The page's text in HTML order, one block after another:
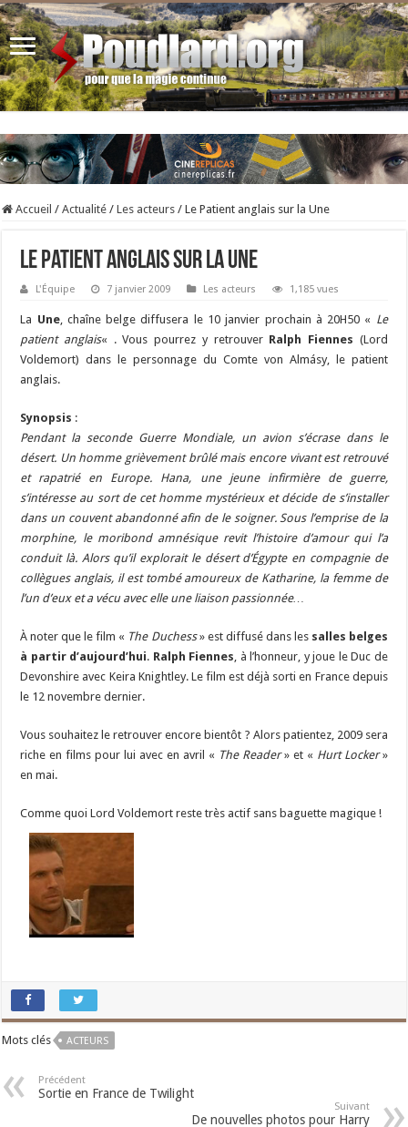
Accueil / Actualité / Les acteurs / Le Patient anglais sur la Une
Le Patient anglais sur la Une
L'Équipe 7 janvier 2009 Les acteurs 1,185 vues
La Une, chaîne belge diffusera le 10 janvier prochain à 20H50 « Le
patient anglais« . Vous pourrez y retrouver Ralph Fiennes (Lord
Voldemort) dans le personnage du Comte von Almásy, le patient
anglais.
Synopsis :
Pendant la seconde Guerre Mondiale, un avion s’écrase dans le
désert. Un homme grièvement brûlé mais encore vivant est retrouvé
et rapatrié en Europe. Hana, une jeune infirmière de guerre,
s’intéresse au sort de cet homme mystérieux et décide de s’installer
dans un couvent abandonné afin de le soigner. Sous l’emprise de la
morphine, le moribond amnésique revit l’histoire d’amour qui l’a
conduit là. Alors qu’il explorait le désert d’Égypte en compagnie de
collègues anglais, il est tombé amoureux de Katharine, la femme de
l’un d’eux et a vécu avec elle une liaison passionnée…
À noter que le film « The Duchess» est diffusé dans les salles belges
à partir d’aujourd’hui. Ralph Fiennes, à l’honneur, y joue le Duc de
Devonshire avec Keira Knightley. Le film est déjà sorti en France depuis
le 12 novembre dernier.
Vous souhaitez le retrouver encore bientôt ? Alors patientez, 2009 sera
riche en films pour lui avec en avril « The Reader» et « Hurt Locker»
en mai.
Comme quoi Lord Voldemort reste très actif sans baguette magique !
Mots clés ACTEURS
Précédent
Sortie en France de Twilight
Suivant
De nouvelles photos pour Harry